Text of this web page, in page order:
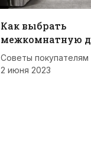
Как выбрать
межкомнатную
Советы покупателям
2 июня 2023